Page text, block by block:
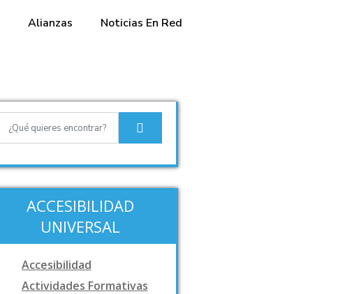
Alianzas Noticias En Red
ACCESIBILIDAD
UNIVERSAL
Accesibilidad
Actividades Formativas